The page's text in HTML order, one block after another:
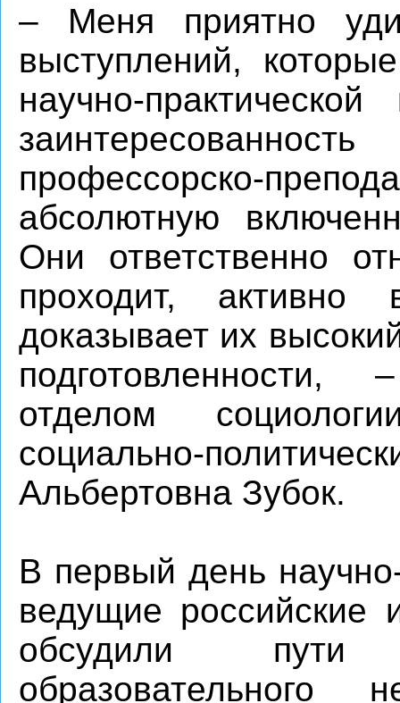
– Меня приятно
выступлений,
научно-
профессорско-
абсолютную
Они ответственно
проходит,
доказывает их
отделом
социально-
Альбертовна Зубок.
В первый день
ведущие российские
обсудили
образовательного